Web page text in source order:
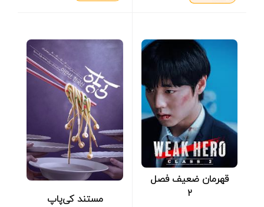
قهرمان ضعیف فصل
۲
مستند کی‌پاپ